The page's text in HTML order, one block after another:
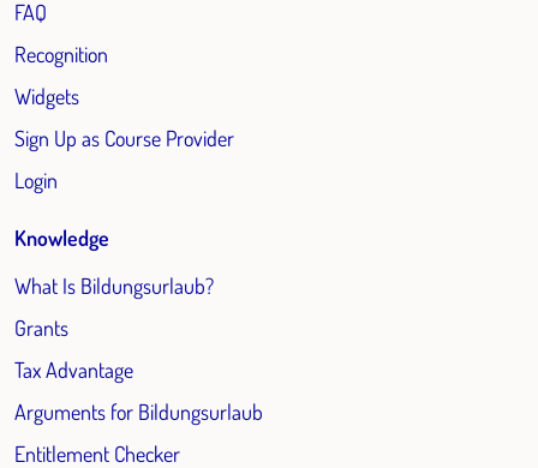
FAQ
Recognition
Widgets
Sign Up as Course Provider
Login
Knowledge
What Is Bildungsurlaub?
Grants
Tax Advantage
Arguments for Bildungsurlaub
Entitlement Checker